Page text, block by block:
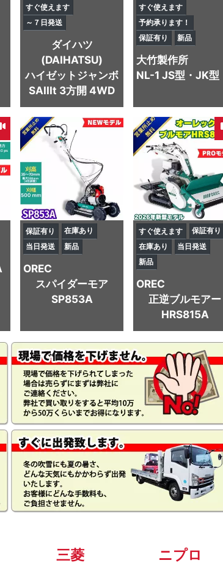
すぐ使えます
～７日発送
ダイハツ
(DAIHATSU)
ハイゼットジャンボ
SAIIIt 3方開 4WD
すぐ使えます
予約承ります！
保証有り
新品
大竹製作所
NL-1 JS型・JK型
保証有り
在庫あり
当日発送
新品
OREC
スパイダーモア
SP853A
すぐ使えます
保証有り
在庫あり
当日発送
新品
OREC
正逆ブルモアー
HRS815A
三菱 ニプロ